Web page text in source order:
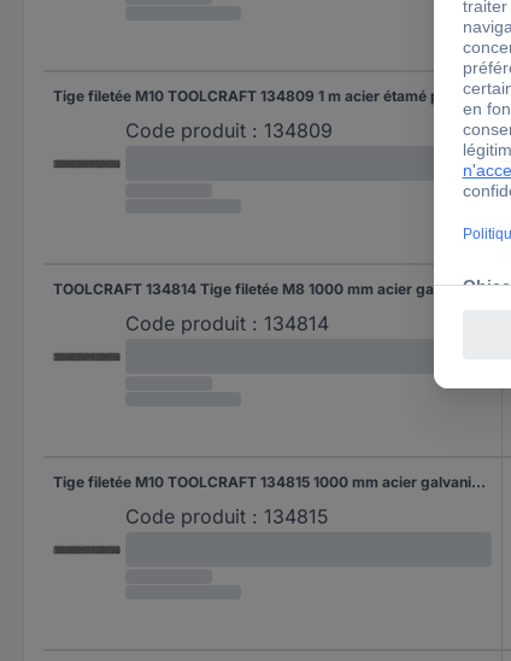
Tige filetée M10 TOOLCRAFT 134809 1 m acier étamé par galvanisation 1 pc(s)
Code produit : 134809
TOOLCRAFT 134814 Tige filetée M8 1000 mm acier galvanisé chromaté jaune 1 pc(s)
Code produit : 134814
Tige filetée M10 TOOLCRAFT 134815 1000 mm acier galvanisé chromaté jaune 1 pc(s)
Code produit : 134815